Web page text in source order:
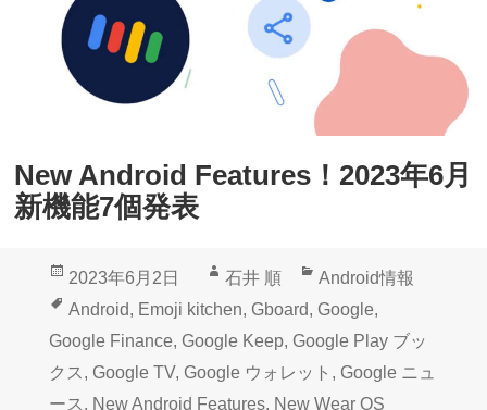
New Android Features！2023年6月
新機能7個発表
投
稿
日:
2023年6月2日
作
成
者
石井 順
カ
テ
ゴ
リ
ー
Android情報
タ
グ
Android, Emoji kitchen, Gboard, Google,
Google Finance, Google Keep, Google Play ブッ
クス , Google TV, Google ウォレット , Google ニュ
ース , New Android Features, New Wear OS